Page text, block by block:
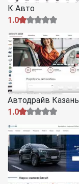
К Авто
1.0
Автодрайв Казань
1.0